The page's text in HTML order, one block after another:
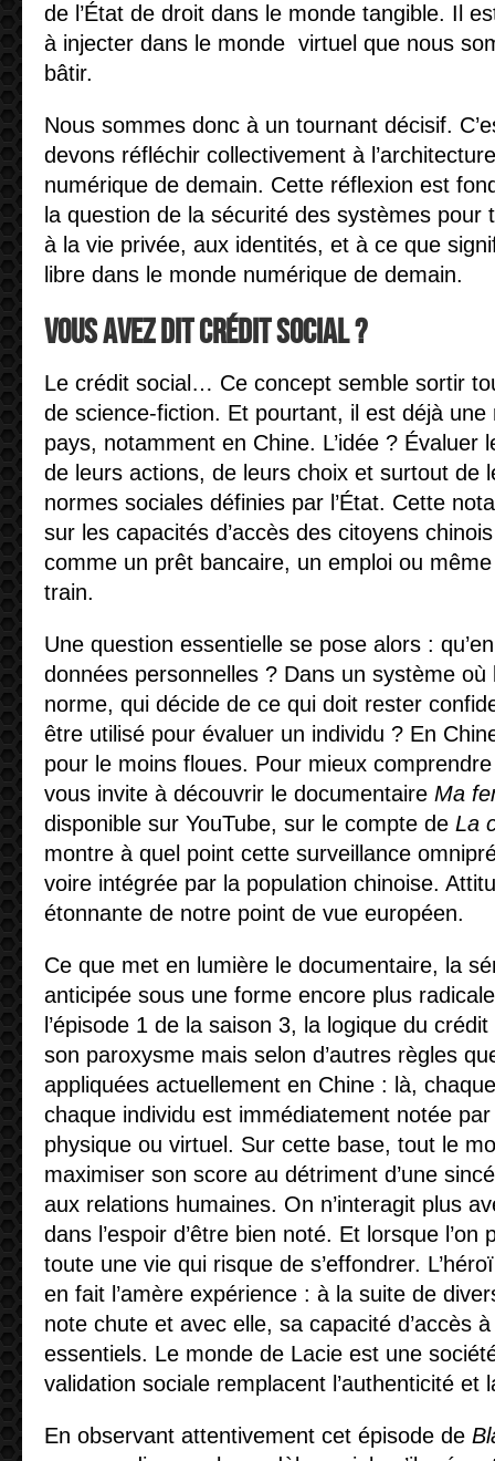
de l’État de droit dans le monde tangible. Il
à injecter dans le monde virtuel que nous
bâtir.
Nous sommes donc à un tournant décisif.
devons réfléchir collectivement à
numérique de demain. Cette réflexion est
la question de la sécurité des systèmes pour
à la vie privée, aux identités, et à ce que
libre dans le monde numérique de demain.
Vous avez dit Crédit social ?
Le crédit social… Ce concept semble sortir
de science-fiction. Et pourtant, il est déjà une
pays, notamment en Chine. L’idée ? Évaluer
de leurs actions, de leurs choix et surtout de
normes sociales définies par l’État. Cette
sur les capacités d’accès des citoyens
comme un prêt bancaire, un emploi ou
train.
Une question essentielle se pose alors :
données personnelles ? Dans un système
norme, qui décide de ce qui doit rester
être utilisé pour évaluer un individu ? En
pour le moins floues. Pour mieux
vous invite à découvrir le documentaire Ma
disponible sur YouTube, sur le compte de La
montre à quel point cette surveillance
voire intégrée par la population chinoise.
étonnante de notre point de vue européen.
Ce que met en lumière le documentaire, la
anticipée sous une forme encore plus
l’épisode 1 de la saison 3, la logique du
son paroxysme mais selon d’autres règles
appliquées actuellement en Chine : là,
chaque individu est immédiatement notée
physique ou virtuel. Sur cette base, tout le
maximiser son score au détriment d’une
aux relations humaines. On n’interagit plus
dans l’espoir d’être bien noté. Et lorsque l’on
toute une vie qui risque de s’effondrer.
en fait l’amère expérience : à la suite de
note chute et avec elle, sa capacité d’accès
essentiels. Le monde de Lacie est une
validation sociale remplacent l’authenticité et
En observant attentivement cet épisode de